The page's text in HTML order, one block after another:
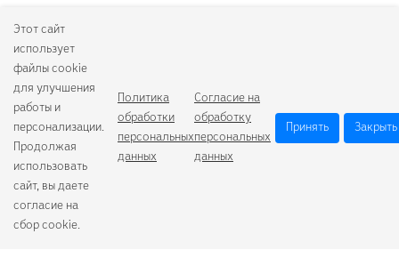
Этот сайт
использует
файлы cookie
для улучшения
работы и
персонализации.
Продолжая
использовать
сайт, вы даете
согласие на
сбор cookie.
Политика
обработки
персональных
данных
Согласие на
обработку
персональных
данных
Принять Закрыть